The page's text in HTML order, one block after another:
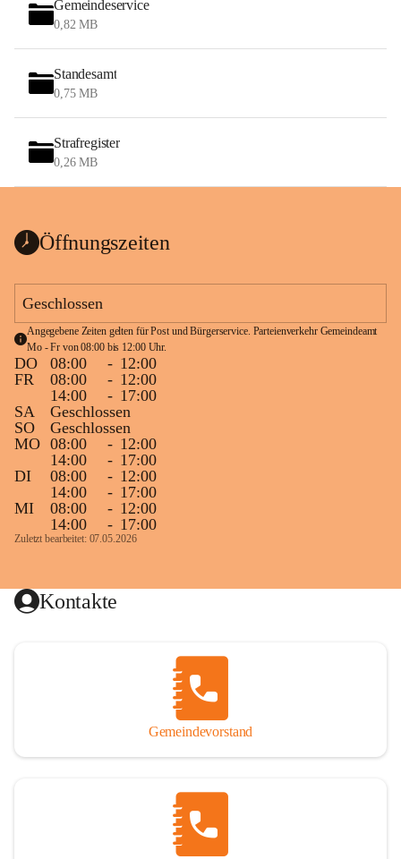
Gemeindeservice
0,82 MB
Standesamt
0,75 MB
Strafregister
0,26 MB
Öffnungszeiten
Geschlossen
Angegebene Zeiten gelten für Post und Bürgerservice. Parteienverkehr Gemeindeamt
Mo - Fr von 08:00 bis 12:00 Uhr.
DO 08:00 - 12:00
FR
08:00 - 12:00
14:00
- 17:00
SA
Geschlossen
SO
Geschlossen
MO 08:00 - 12:00
14:00
- 17:00
DI
08:00 - 12:00
14:00
- 17:00
MI
08:00 - 12:00
14:00
- 17:00
Zuletzt bearbeitet: 07.05.2026
Kontakte
Gemeindevorstand